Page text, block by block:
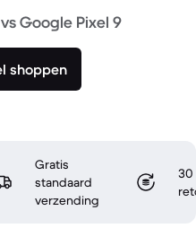
Google Pixel 9
shoppen
Gratis
standaard
verzending
30